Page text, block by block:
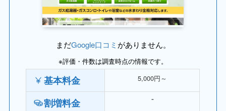
まだGoogle口コミ がありません。
※評価・件数は調査時点の情報です。
基本料金 5,000円～
割増料金 ⁻